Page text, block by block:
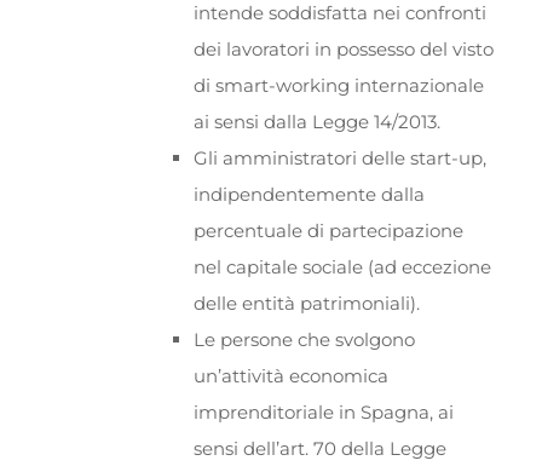
intende soddisfatta nei confronti
dei lavoratori in possesso del visto
di smart-working internazionale
ai sensi dalla Legge 14/2013.
Gli amministratori delle start-up,
indipendentemente dalla
percentuale di partecipazione
nel capitale sociale (ad eccezione
delle entità patrimoniali).
Le persone che svolgono
un’attività economica
imprenditoriale in Spagna, ai
sensi dell’art. 70 della Legge